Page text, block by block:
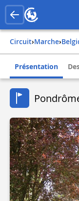
Circuit› Marche›
Présentation